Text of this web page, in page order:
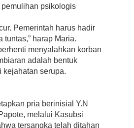
psikologis
Pemerintah harus hadir
harap Maria.
menyalahkan korban
adalah bentuk
kejahatan serupa.
pria berinisial Y.N
melalui Kasubsi
tersangka telah ditahan